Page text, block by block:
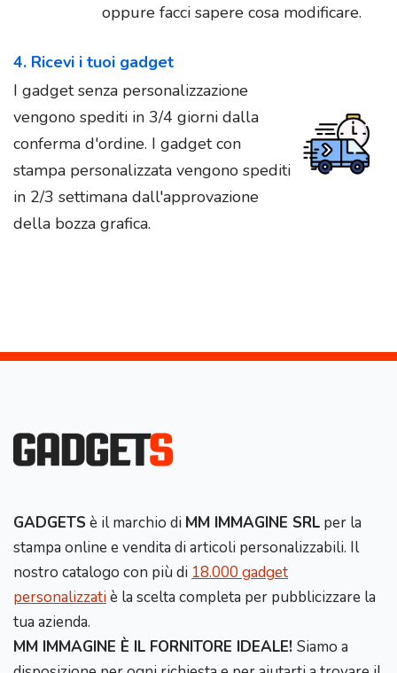
oppure facci sapere cosa modificare.
4. Ricevi i tuoi gadget
I gadget senza personalizzazione
vengono spediti in 3/4 giorni dalla
conferma d'ordine. I gadget con
stampa personalizzata vengono spediti
in 2/3 settimana dall'approvazione
della bozza grafica.
GADGETS è il marchio di MM IMMAGINE SRL per la
stampa online e vendita di articoli personalizzabili. Il
nostro catalogo con più di 18.000 gadget
personalizzatiè la scelta completa per pubblicizzare la
tua azienda.
MM IMMAGINE È IL FORNITORE IDEALE! Siamo a